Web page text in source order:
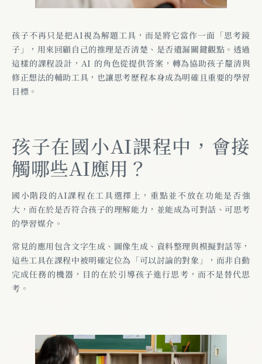
孩子不再只是把AI視為解題工具，而是將它當作一面「思考鏡
子」，用來回顧自己的推理是否清楚、是否遺漏關鍵觀點。透過
這樣的課程設計，AI 的角色從提供答案，轉為協助孩子釐清與
修正想法的輔助工具，也讓思考歷程本身成為明確且重要的學習
目標。
孩子在國小AI課程中，會接
觸哪些AI應用？
國小階段的AI課程在工具選擇上，重點並不放在功能是否強
大，而在於是否符合孩子的理解能力，並能成為可對話、可思考
的學習媒介。
常見的應用包含文字生成、圖像生成、資料整理與模擬對話等，
這些工具在課程中被明確定位為「可以討論的對象」，而非自動
完成任務的機器，目的在於引導孩子進行思考，而不是替代思
考。